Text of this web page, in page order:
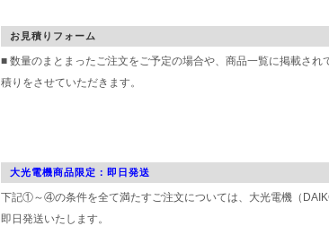
お見積りフォーム
■ 数量のまとまったご注文をご予定の場合や、商品一覧に掲載され
積りをさせていただきます。
大光電機商品限定：即日発送
下記①～④の条件を全て満たすご注文については、大光電機（
即日発送いたします。